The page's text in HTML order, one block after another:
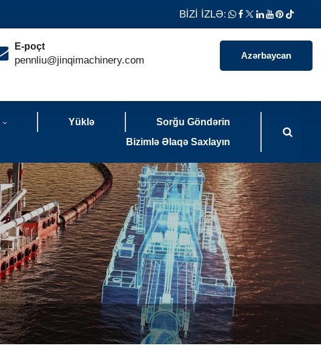
BİZİ İZLƏ:
E-poçt
pennliu@jinqimachinery.com Azərbaycan
Yüklə
Sorğu Göndərin
Bizimlə Əlaqə Saxlayın